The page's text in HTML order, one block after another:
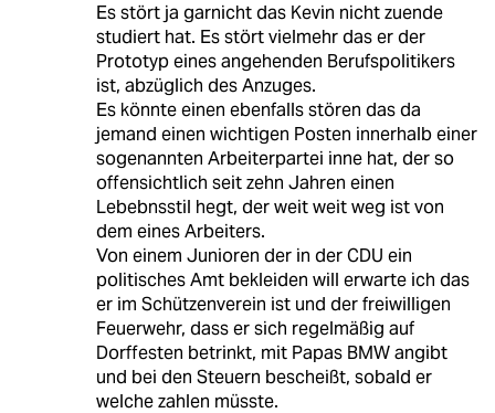
Es stört ja garnicht das Kevin nicht zuende
studiert hat. Es stört vielmehr das er der
Prototyp eines angehenden Berufspolitikers
ist, abzüglich des Anzuges.
Es könnte einen ebenfalls stören das da
jemand einen wichtigen Posten innerhalb einer
sogenannten Arbeiterpartei inne hat, der so
offensichtlich seit zehn Jahren einen
Lebebnsstil hegt, der weit weit weg ist von
dem eines Arbeiters.
Von einem Junioren der in der CDU ein
politisches Amt bekleiden will erwarte ich das
er im Schützenverein ist und der freiwilligen
Feuerwehr, dass er sich regelmäßig auf
Dorffesten betrinkt, mit Papas BMW angibt
und bei den Steuern bescheißt, sobald er
welche zahlen müsste.